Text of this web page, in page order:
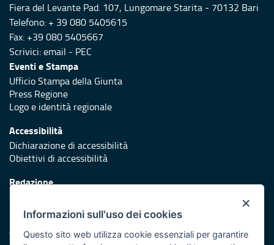
Fiera del Levante Pad. 107, Lungomare Starita - 70132 Bari
Telefono: + 39 080 5405615
Fax: +39 080 5405667
Scrivici:email - PEC
Eventi e Stampa
Ufficio Stampa della Giunta
Press Regione
Logo e identità regionale
Accessibilità
Dichiarazione di accessibilità
Obiettivi di accessibilità
Redazione
Protezione civile
Vai al sito di Protezione Civile Puglia
×
Informazioni sull'uso dei cookies
Questo sito web utilizza cookie essenziali per garantire